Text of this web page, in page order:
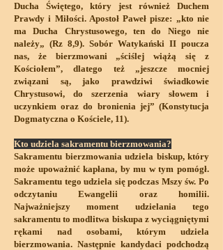
Ducha Świętego, który jest również Duchem
Prawdy i Miłości. Apostoł Paweł pisze: „kto nie
ma Ducha Chrystusowego, ten do Niego nie
należy„ (Rz 8,9). Sobór Watykański II poucza
nas, że bierzmowani „ściślej wiążą się z
Kościołem”, dlatego też „jeszcze mocniej
związani są, jako prawdziwi świadkowie
Chrystusowi, do szerzenia wiary słowem i
uczynkiem oraz do bronienia jej” (Konstytucja
Dogmatyczna o Kościele, 11).
Kto udziela sakramentu bierzmowania?
Sakramentu bierzmowania udziela biskup, który
może upoważnić kapłana, by mu w tym pomógł.
Sakramentu tego udziela się podczas Mszy św. Po
odczytaniu Ewangelii oraz homilii.
Najważniejszy moment udzielania tego
sakramentu to modlitwa biskupa z wyciągniętymi
rękami nad osobami, którym udziela
bierzmowania. Następnie kandydaci podchodzą